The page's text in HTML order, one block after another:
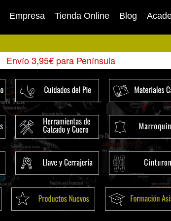
Empresa Tienda Online Blog
Envío 3,95€ para Península